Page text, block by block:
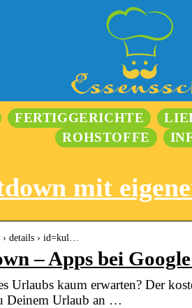
FERTIGGERICHTE
ROHSTOFFE
mit
› details › id=kul…
– Apps bei
Urlaubs kaum erwarten? Der
Deinem Urlaub an …